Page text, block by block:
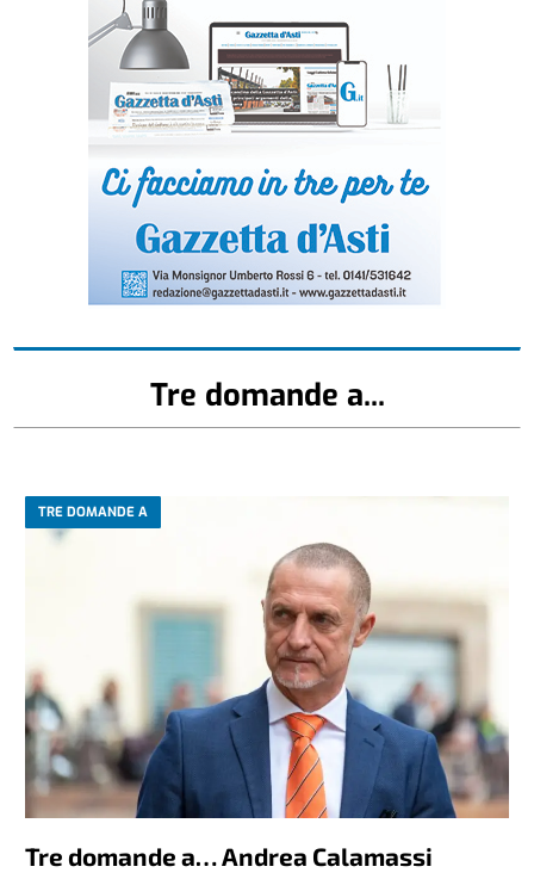
Tre domande a...
TRE DOMANDE A
Tre domande a… Andrea Calamassi